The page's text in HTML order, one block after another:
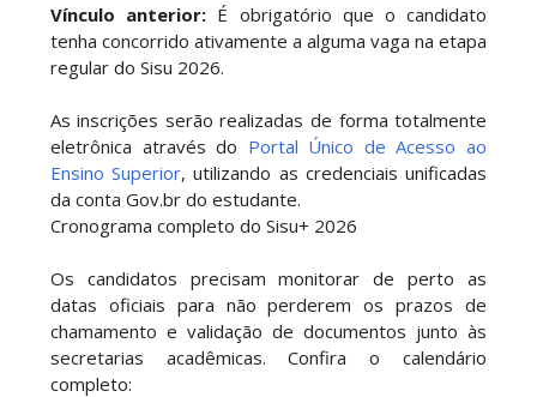
Vínculo anterior: É obrigatório que o candidato
tenha concorrido ativamente a alguma vaga na etapa
regular do Sisu 2026.
As inscrições serão realizadas de forma totalmente
eletrônica através do Portal Único de Acesso ao
Ensino Superior, utilizando as credenciais unificadas
da conta Gov.br do estudante.
Cronograma completo do Sisu+ 2026
Os candidatos precisam monitorar de perto as
datas oficiais para não perderem os prazos de
chamamento e validação de documentos junto às
secretarias acadêmicas. Confira o calendário
completo: